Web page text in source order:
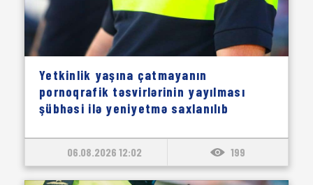
Yetkinlik yaşına çatmayanın
pornoqrafik təsvirlərinin yayılması
şübhəsi ilə yeniyetmə saxlanılıb
06.08.2026 12:02 199